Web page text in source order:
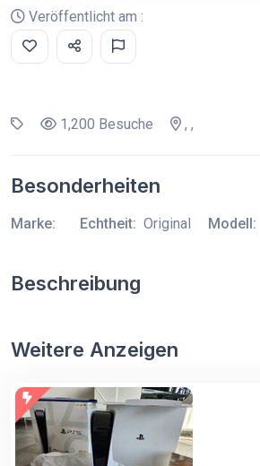
Veröffentlicht am :
1,200 Besuche , ,
Besonderheiten
Marke: Echtheit: Original Modell:
Beschreibung
Weitere Anzeigen